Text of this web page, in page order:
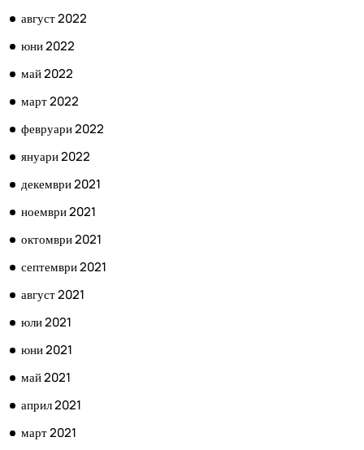
август 2022
юни 2022
май 2022
март 2022
февруари 2022
януари 2022
декември 2021
ноември 2021
октомври 2021
септември 2021
август 2021
юли 2021
юни 2021
май 2021
април 2021
март 2021